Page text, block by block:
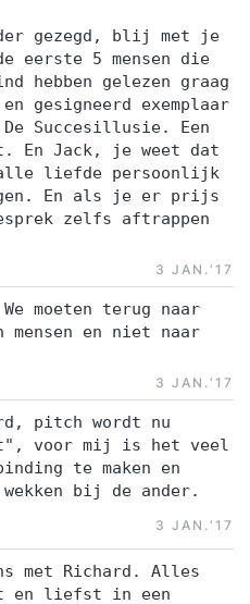
gezegd, blij met je
eerste 5 mensen die
hebben gelezen graag
gesigneerd exemplaar
Succesillusie. Een
En Jack, je weet dat
alle liefde persoonlijk
En als je er prijs
zelfs aftrappen
3 JAN.‘17
moeten terug naar
en niet naar
3 JAN.‘17
pitch wordt nu
voor mij is het veel
te maken en
bij de ander.
3 JAN.‘17
met Richard. Alles
en liefst in een